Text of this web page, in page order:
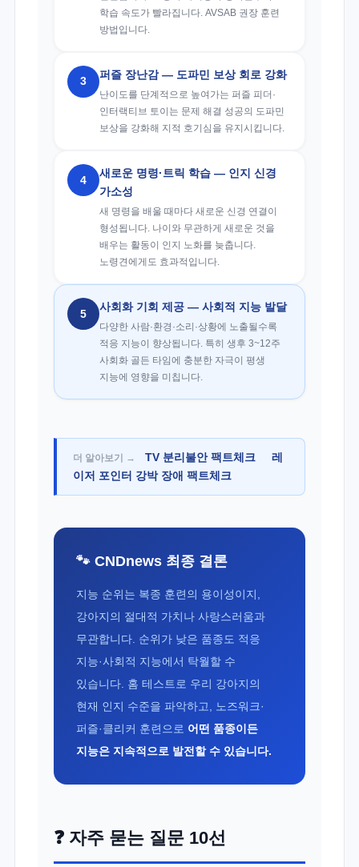
학습 속도가 빨라집니다. AVSAB 권장 훈련
방법입니다.
3
퍼즐 장난감 — 도파민 보상 회로 강화
난이도를 단계적으로 높여가는 퍼즐 피더·
인터랙티브 토이는 문제 해결 성공의 도파민
보상을 강화해 지적 호기심을 유지시킵니다.
4
새로운 명령·트릭 학습 — 인지 신경
가소성
새 명령을 배울 때마다 새로운 신경 연결이
형성됩니다. 나이와 무관하게 새로운 것을
배우는 활동이 인지 노화를 늦춥니다.
노령견에게도 효과적입니다.
5
사회화 기회 제공 — 사회적 지능 발달
다양한 사람·환경·소리·상황에 노출될수록
적응 지능이 향상됩니다. 특히 생후 3~12주
사회화 골든 타임에 충분한 자극이 평생
지능에 영향을 미칩니다.
더 알아보기 → TV 분리불안 팩트체크
레
이저 포인터 강박 장애 팩트체크
🐾 CNDnews 최종 결론
지능 순위는 복종 훈련의 용이성이지,
강아지의 절대적 가치나 사랑스러움과
무관합니다. 순위가 낮은 품종도 적응
지능·사회적 지능에서 탁월할 수
있습니다. 홈 테스트로 우리 강아지의
현재 인지 수준을 파악하고, 노즈워크·
퍼즐·클리커 훈련으로 어떤 품종이든
지능은 지속적으로 발전할 수 있습니다.
❓ 자주 묻는 질문 10선